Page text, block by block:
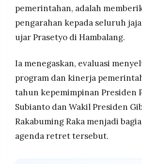
pemerintahan, adalah
pengarahan kepada seluruh
ujar Prasetyo di Hambalang.
Ia menegaskan, evaluasi
program dan kinerja
tahun kepemimpinan Presiden
Subianto dan Wakil Presiden
Rakabuming Raka menjadi
agenda retret tersebut.